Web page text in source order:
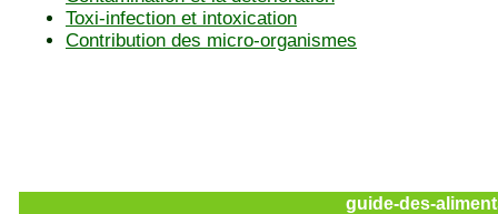
Toxi-infection et intoxication
Contribution des micro-organismes
guide-des-